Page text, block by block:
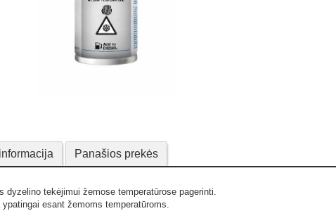
Panašios prekės
dyzelino tekėjimui žemose temperatūrose pagerinti.
esant žemoms temperatūroms.